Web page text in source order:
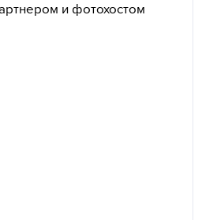
и фотохостом